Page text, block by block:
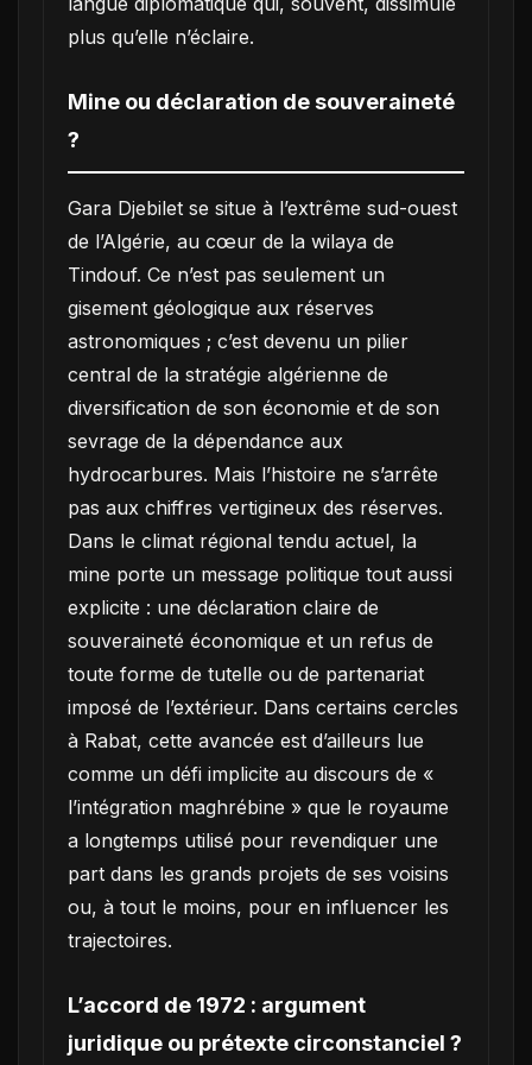
plus qu’elle n’éclaire.
Mine ou déclaration de souveraineté
?
Gara Djebilet se situe à l’extrême sud-ouest
de l’Algérie, au cœur de la wilaya de
Tindouf. Ce n’est pas seulement un
gisement géologique aux réserves
astronomiques ; c’est devenu un pilier
central de la stratégie algérienne de
diversification de son économie et de son
sevrage de la dépendance aux
hydrocarbures. Mais l’histoire ne s’arrête
pas aux chiffres vertigineux des réserves.
Dans le climat régional tendu actuel, la
mine porte un message politique tout aussi
explicite : une déclaration claire de
souveraineté économique et un refus de
toute forme de tutelle ou de partenariat
imposé de l’extérieur. Dans certains cercles
à Rabat, cette avancée est d’ailleurs lue
comme un défi implicite au discours de «
l’intégration maghrébine » que le royaume
a longtemps utilisé pour revendiquer une
part dans les grands projets de ses voisins
ou, à tout le moins, pour en influencer les
trajectoires.
L’accord de 1972 : argument
juridique ou prétexte circonstanciel ?